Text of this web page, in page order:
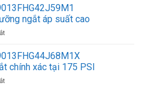
suất
9013FHG44J52M1X
Telemecanique
Motor
V7E-
M13A-
1R315-
VEICHI
có
chính
ngắt áp suất cao
ở
tắc
áp
suất
9013FHG42J59M1
chính xác tại 175 PSI
ở